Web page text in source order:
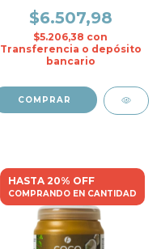
$6.507,98
$5.206,38 con
Transferencia o depósito
bancario
HASTA 20% OFF
COMPRANDO EN CANTIDAD